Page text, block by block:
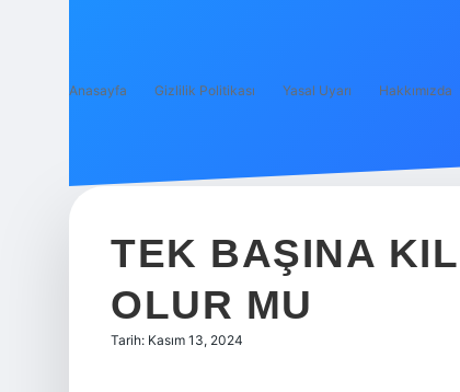
Anasayfa Gizlilik Politikası Yasal Uyarı Hakkımızda
TEK BAŞINA
OLUR MU
Tarih: Kasım 13, 2024